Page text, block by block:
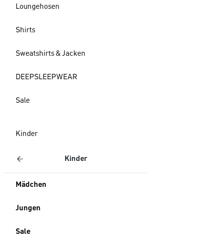
Loungehosen
Shirts
Sweatshirts & Jacken
DEEPSLEEPWEAR
Sale
Kinder
Kinder
Mädchen
Jungen
Sale